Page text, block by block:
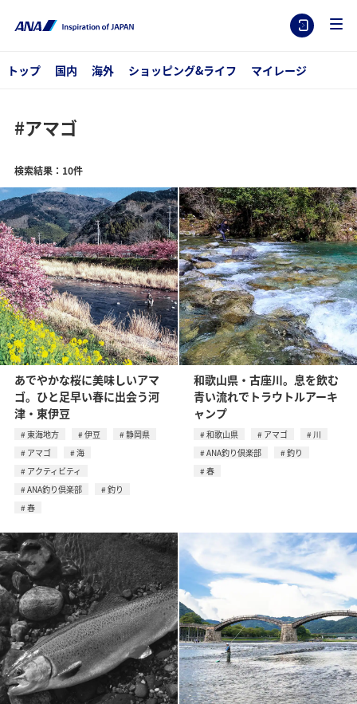
トップ 国内 海外 ショッピング&ライフ マイレージ
#アマゴ
検索結果：10件
あでやかな桜に美味しいアマ
ゴ。ひと足早い春に出会う河
津・東伊豆
東海地方 伊豆
静岡県
アマゴ
海
アクティビティ
ANA釣り倶楽部
釣り
春
和歌山県・古座川。息を飲む
青い流れでトラウトルアーキ
ャンプ
和歌山県 アマゴ
川
ANA釣り倶楽部
釣り
春